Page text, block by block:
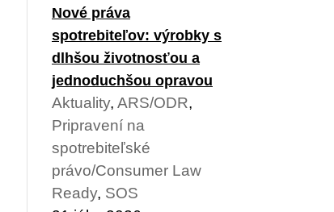
Nové práva
spotrebiteľov: výrobky s
dlhšou životnosťou a
jednoduchšou opravou
Aktuality, ARS/ODR,
Pripravení na
spotrebiteľské
právo/Consumer Law
Ready, SOS